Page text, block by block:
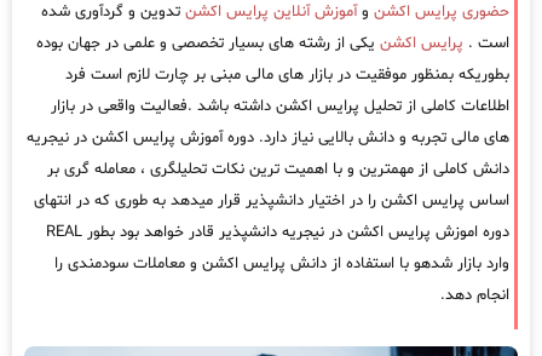
حضوری پرایس اکشن وآموزش آنلاین پرایس اکشن تدوین و گردآوری شده
است . پرایس اکشن یکی از رشته های بسیار تخصصی و علمی در جهان بوده
بطوریکه بمنظور موفقیت در بازار های مالی مبنی بر چارت لازم است فرد
اطلاعات کاملی از تحلیل پرایس اکشن داشته باشد .فعالیت واقعی در بازار
های مالی تجربه و دانش بالایی نیاز دارد. دوره آموزش پرایس اکشن در نیجریه
دانش کاملی از مهمترین و با اهمیت ترین نکات تحلیلگری ، معامله گری بر
اساس پرایس اکشن را در اختیار دانشپذیر قرار میدهد به طوری که در انتهای
دوره اموزش پرایس اکشن در نیجریه دانشپذیر قادر خواهد بود بطور REAL
وارد بازار شدهو با استفاده از دانش پرایس اکشن و معاملات سودمندی را
انجام دهد.